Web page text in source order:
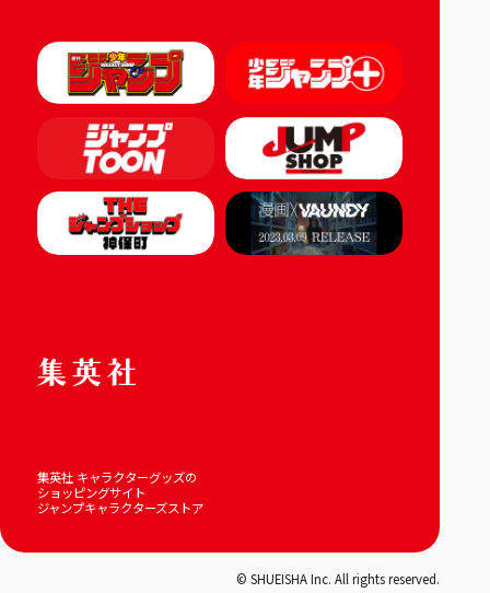
集英社 キャラクターグッズの
ショッピングサイト
ジャンプキャラクターズストア
© SHUEISHA Inc. All rights reserved.